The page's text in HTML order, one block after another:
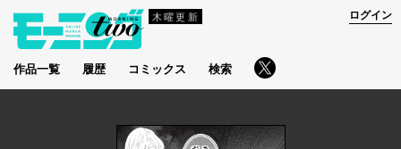
木曜更新
作品一覧 履歴 コミックス 検索
ログイン